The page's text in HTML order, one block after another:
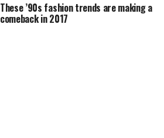
These ’90s fashion trends are making a
comeback in 2017